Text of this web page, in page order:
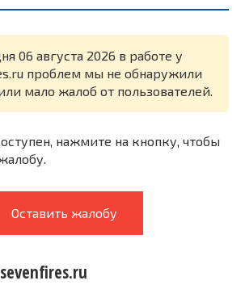
06 августа 2026 в работе у
проблем мы не обнаружили
мало жалоб от пользователей.
нажмите на кнопку, чтобы
Оставить жалобу